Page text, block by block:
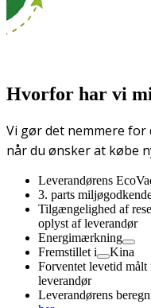
Hvorfor har vi
Vi gør det nemmere
når du ønsker at købe
Leverandørens
3. parts
Tilgængelighed af
oplyst af leverandør
Energimærkning
Fremstillet i
Kina
Forventet levetid målt
leverandør
Leverandørens